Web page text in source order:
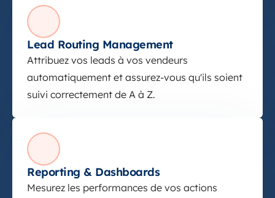
Lead Routing Management
Attribuez vos leads à vos vendeurs
automatiquement et assurez-vous qu'ils soient
suivi correctement de A à Z.
Reporting & Dashboards
Mesurez les performances de vos actions